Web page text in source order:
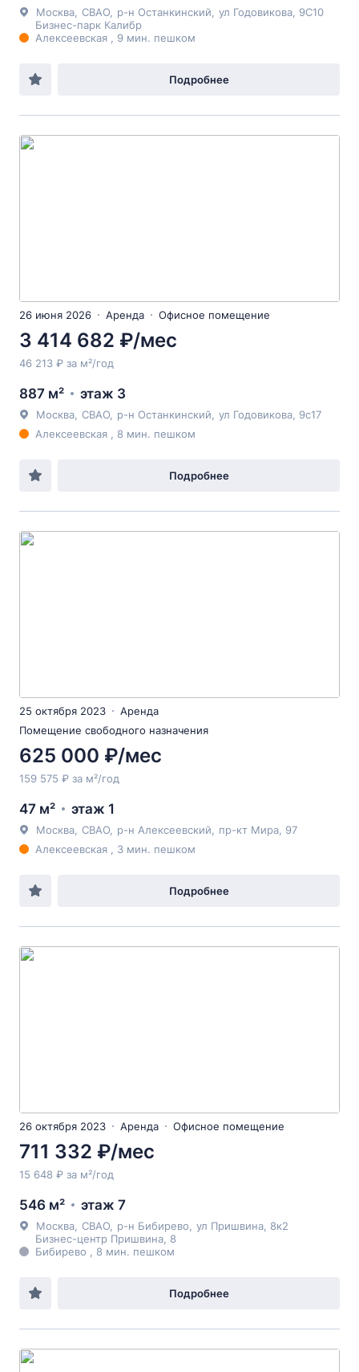
Москва СВАО р-н Останкинский ул Годовикова , 9С10
Бизнес-парк Калибр
Алексеевская , 9 мин. пешком
Подробнее
26 июня 2026 Аренда Офисное помещение
3 414 682 ₽/мес
46 213 ₽ за м²/год
887 м² этаж 3
Москва СВАО р-н Останкинский ул Годовикова , 9с17
Алексеевская , 8 мин. пешком
Подробнее
25 октября 2023
Аренда
Помещение свободного назначения
625 000 ₽/мес
159 575 ₽ за м²/год
47 м² этаж 1
Москва СВАО р-н Алексеевский пр-кт Мира , 97
Алексеевская , 3 мин. пешком
Подробнее
26 октября 2023 Аренда Офисное помещение
711 332 ₽/мес
15 648 ₽ за м²/год
546 м² этаж 7
Москва СВАО р-н Бибирево ул Пришвина , 8к2
Бизнес-центр Пришвина, 8
Бибирево , 8 мин. пешком
Подробнее